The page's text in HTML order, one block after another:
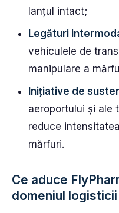
lanțul intact;
Legături
vehiculele de
manipulare a
Inițiative de
aeroportului și ale
reduce
mărfuri.
Ce aduce
domeniul logisticii